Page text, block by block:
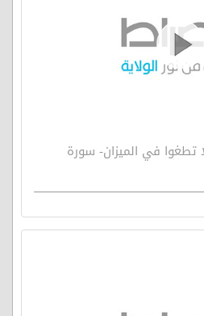
782 - آية ألا تطغوا في الميزان- سورة